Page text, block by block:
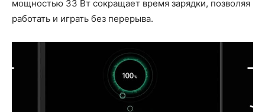
мощностью 33 Вт сокращает время зарядки, позволяя
работать и играть без перерыва.